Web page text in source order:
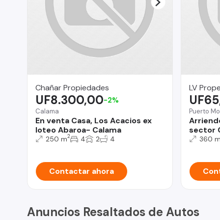
Chañar Propiedades
Calama
En venta Casa, Los Acacios ex
loteo Abaroa- Calama
UF8.300,00-2%
250 m2 4 2 4
Contactar ahora
LV
Puerto
sector
360
Anuncios Resaltados de Autos